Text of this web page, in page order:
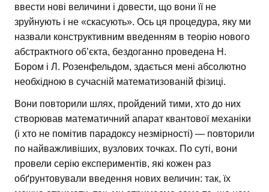
ввести нові величини і довести, що вони її не
зруйнують і не «скасують». Ось ця процедура, яку ми
назвали конструктивним введенням в теорію нового
абстрактного об’єкта, бездоганно проведена Н.
Бором і Л. Розенфельдом, здається мені абсолютно
необхідною в сучасній математизованій фізиці.
Вони повторили шлях, пройдений тими, хто до них
створював математичний апарат квантової механіки
(і хто не помітив парадоксу незмірності) — повторили
по найважливіших, вузлових точках. По суті, вони
провели серію експериментів, які кожен раз
обґрунтовували введення нових величин: так, їх